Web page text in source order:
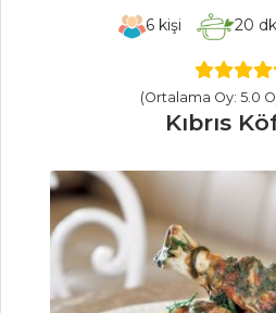
Domatesli Ve
Habenisk Çorbası
Tarifleri
PILAV VE
MAKARNA
6 kişi 20
(Ortalama Oy: 5.0
Kıbrıs